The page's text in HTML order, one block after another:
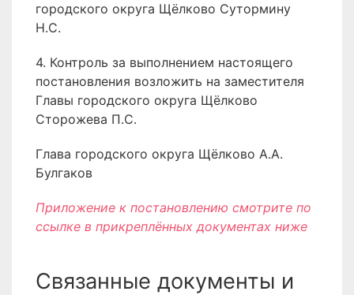
городского округа Щёлково Сутормину
Н.С.
4. Контроль за выполнением настоящего
постановления возложить на заместителя
Главы городского округа Щёлково
Сторожева П.С.
Глава городского округа Щёлково А.А.
Булгаков
Приложение к постановлению смотрите по
ссылке в прикреплённых документах ниже
Связанные документы и